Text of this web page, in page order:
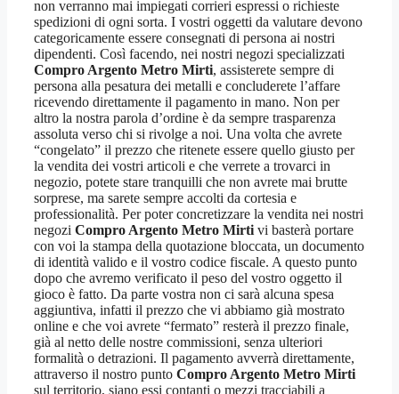
non verranno mai impiegati corrieri espressi o richieste
spedizioni di ogni sorta. I vostri oggetti da valutare devono
categoricamente essere consegnati di persona ai nostri
dipendenti. Così facendo, nei nostri negozi specializzati
Compro Argento Metro Mirti, assisterete sempre di
persona alla pesatura dei metalli e concluderete l’affare
ricevendo direttamente il pagamento in mano. Non per
altro la nostra parola d’ordine è da sempre trasparenza
assoluta verso chi si rivolge a noi. Una volta che avrete
“congelato” il prezzo che ritenete essere quello giusto per
la vendita dei vostri articoli e che verrete a trovarci in
negozio, potete stare tranquilli che non avrete mai brutte
sorprese, ma sarete sempre accolti da cortesia e
professionalità. Per poter concretizzare la vendita nei nostri
negozi Compro Argento Metro Mirtivi basterà portare
con voi la stampa della quotazione bloccata, un documento
di identità valido e il vostro codice fiscale. A questo punto
dopo che avremo verificato il peso del vostro oggetto il
gioco è fatto. Da parte vostra non ci sarà alcuna spesa
aggiuntiva, infatti il prezzo che vi abbiamo già mostrato
online e che voi avrete “fermato” resterà il prezzo finale,
già al netto delle nostre commissioni, senza ulteriori
formalità o detrazioni. Il pagamento avverrà direttamente,
attraverso il nostro punto Compro Argento Metro Mirti
sul territorio, siano essi contanti o mezzi tracciabili a